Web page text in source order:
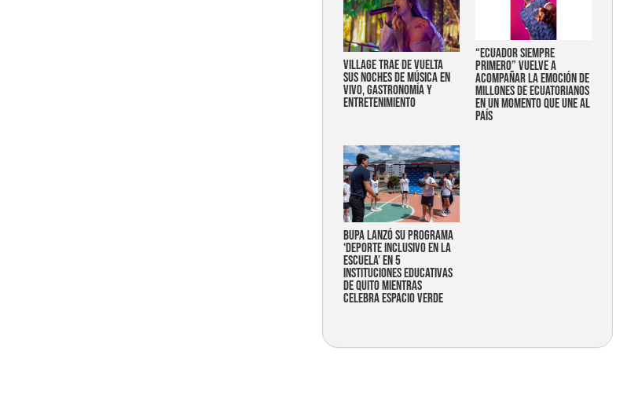
Village trae de vuelta
sus noches de música en
vivo, gastronomía y
entretenimiento
“Ecuador siempre
primero” vuelve a
acompañar la emoción de
millones de ecuatorianos
en un momento que une al
país
Bupa lanzó su programa
‘Deporte Inclusivo en la
Escuela’ en 5
instituciones educativas
de Quito mientras
celebra espacio verde